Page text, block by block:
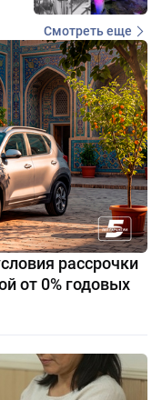
Смотреть еще
рассрочки
от 0% годовых